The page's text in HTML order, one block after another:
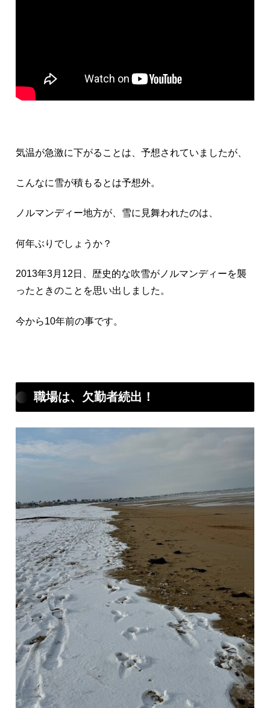
気温が急激に下がることは、予想されていましたが、
こんなに雪が積もるとは予想外。
ノルマンディー地方が、雪に見舞われたのは、
何年ぶりでしょうか？
2013年3月12日、歴史的な吹雪がノルマンディーを襲
ったときのことを思い出しました。
今から10年前の事です。
職場は、欠勤者続出！